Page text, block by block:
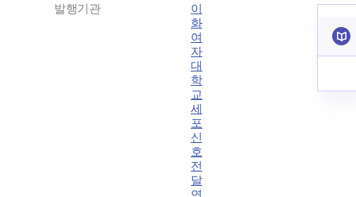
발행기관
이
화
여
자
대
학
교
세
포
신
호
전
달